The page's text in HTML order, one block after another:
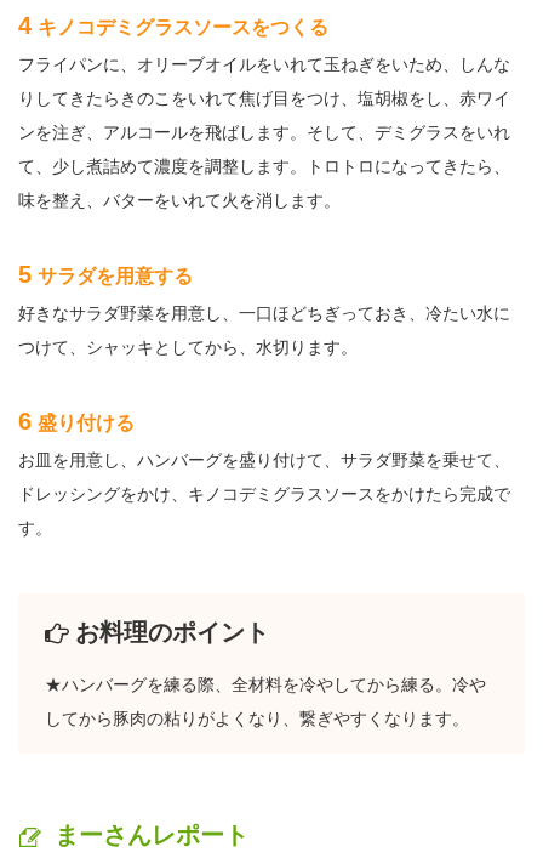
4 キノコデミグラスソースをつくる
フライパンに、オリーブオイルをいれて玉ねぎをいため、しんな
りしてきたらきのこをいれて焦げ目をつけ、塩胡椒をし、赤ワイ
ンを注ぎ、アルコールを飛ばします。そして、デミグラスをいれ
て、少し煮詰めて濃度を調整します。トロトロになってきたら、
味を整え、バターをいれて火を消します。
5 サラダを用意する
好きなサラダ野菜を用意し、一口ほどちぎっておき、冷たい水に
つけて、シャッキとしてから、水切ります。
6 盛り付ける
お皿を用意し、ハンバーグを盛り付けて、サラダ野菜を乗せて、
ドレッシングをかけ、キノコデミグラスソースをかけたら完成で
す。
お料理のポイント
★ハンバーグを練る際、全材料を冷やしてから練る。冷や
してから豚肉の粘りがよくなり、繋ぎやすくなります。
まーさんレポート